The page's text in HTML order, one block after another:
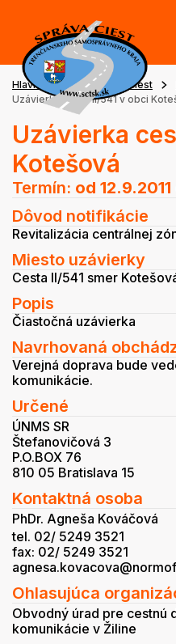
Hlavná stránka Stav ciest
Uzávierka cesty II/541 v obci
Uzávierka
Kotešová
Termín: od 12.9.2011
Dôvod notifikácie
Revitalizácia centrálnej
Miesto uzávierky
Cesta II/541 smer
Popis
Čiastočná uzávierka
Navrhovaná
Verejná doprava bude
komunikácie.
Určené
ÚNMS SR
Štefanovičová 3
P.O.BOX 76
810 05 Bratislava 15
Kontaktná osoba
PhDr. Agneša Kováčová
tel. 02/ 5249 3521
fax: 02/ 5249 3521
Ohlasujúca
Obvodný úrad pre cestnú
komunikácie v Žiline